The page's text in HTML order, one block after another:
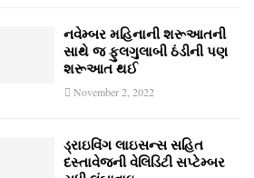
નવેમ્‍બર મહિનાની શરૂઆતની
સાથે જ ફુલગુલાબી ઠંડીની પણ
શરૂઆત થઈ
November 2, 2022
ડ્રાઇવિંગ લાઇસન્સ સહિત
દસ્તાવેજની વેલિડિટી સપ્ટેમ્બર